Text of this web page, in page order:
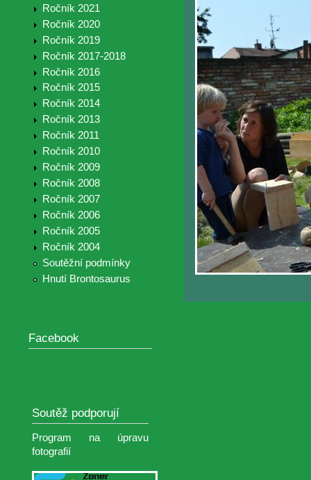
Ročník 2021
Ročník 2020
Ročník 2019
Ročník 2017-2018
Ročník 2016
Ročník 2015
Ročník 2014
Ročník 2013
Ročník 2011
Ročník 2010
Ročník 2009
Ročník 2008
Ročník 2007
Ročník 2006
Ročník 2005
Ročník 2004
Soutěžní podmínky
Hnutí Brontosaurus
Facebook
Soutěž podporují
Program na úpravu
fotografií